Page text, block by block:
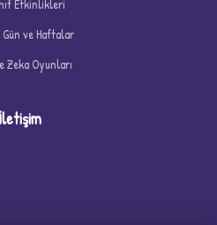
Etkinlikleri
ve Haftalar
Zeka Oyunları
İletişim